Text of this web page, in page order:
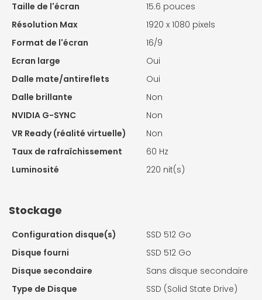
Taille de l'écran
15.6 pouces
Résolution Max
1920 x 1080 pixels
Format de l'écran
16/9
Ecran large
Oui
Dalle mate/antireflets
Oui
Dalle brillante
Non
NVIDIA G-SYNC
Non
VR Ready (réalité virtuelle)
Non
Taux de rafraîchissement
60 Hz
Luminosité
220 nit(s)
Stockage
Configuration disque(s)
SSD 512 Go
Disque fourni
SSD 512 Go
Disque secondaire
Sans disque secondaire
Type de Disque
SSD (Solid State Drive)